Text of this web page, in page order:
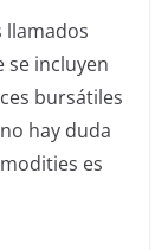
llamados
se incluyen
bursátiles
hay duda
es